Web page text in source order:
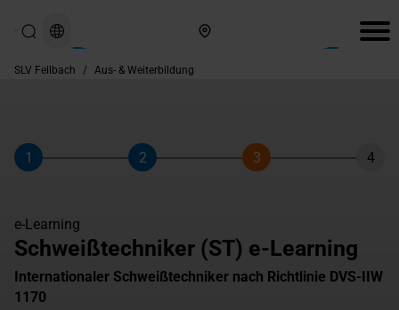
SLV Fellbach / Aus- & Weiterbildung
Schritt
1
Schritt
2
Schritt
3 4
e-Learning
Schweißtechniker (ST) e-Learning
Internationaler Schweißtechniker nach Richtlinie DVS-IIW
1170